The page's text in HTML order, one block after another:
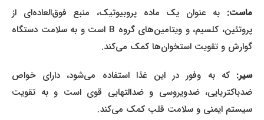
ماست:به عنوان یک ماده پروبیوتیک، منبع فوق‌العاده‌ای از
پروتئین، کلسیم، و ویتامین‌های گروه B است و به سلامت دستگاه
گوارش و تقویت استخوان‌ها کمک می‌کند.
سیر:که به وفور در این غذا استفاده می‌شود، دارای خواص
ضدباکتریایی، ضدویروسی و ضدالتهابی قوی است و به تقویت
سیستم ایمنی و سلامت قلب کمک می‌کند.